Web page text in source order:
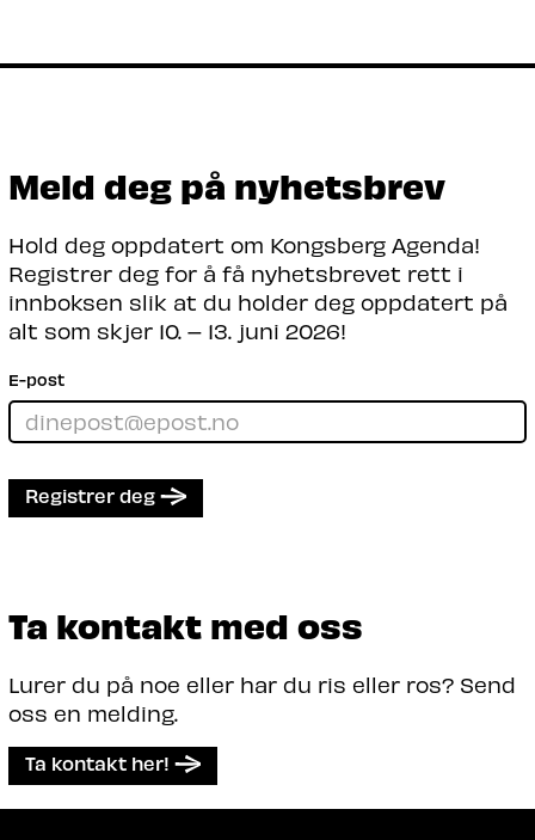
Smeltehytta setter mennesket i fokus.
Les mer
Meld deg på nyhetsbrev
Hold deg oppdatert om Kongsberg Agenda!
Registrer deg for å få nyhetsbrevet rett i
innboksen slik at du holder deg oppdatert på
alt som skjer 10. – 13. juni 2026!
E-post
Registrer deg
Ta kontakt med oss
Lurer du på noe eller har du ris eller ros? Send
oss en melding.
Ta kontakt her!